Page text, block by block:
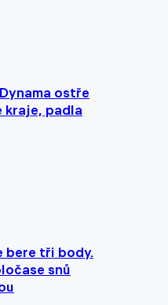
ostře
kraje, padla
bere tři body.
snů